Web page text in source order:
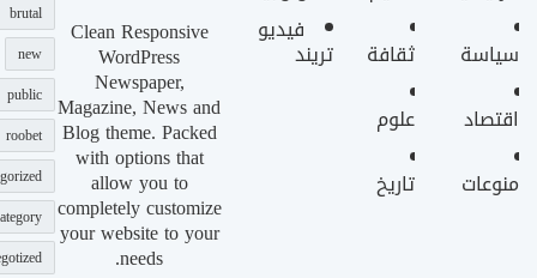
سياسة
اقتصاد
منوعات
ثقافة
علوم
تاريخ
فيديو
تريند
Clean Responsive
WordPress
Newspaper,
Magazine, News and
Blog theme. Packed
with options that
allow you to
completely customize
your website to your
needs.
brutal
new
public
roobet